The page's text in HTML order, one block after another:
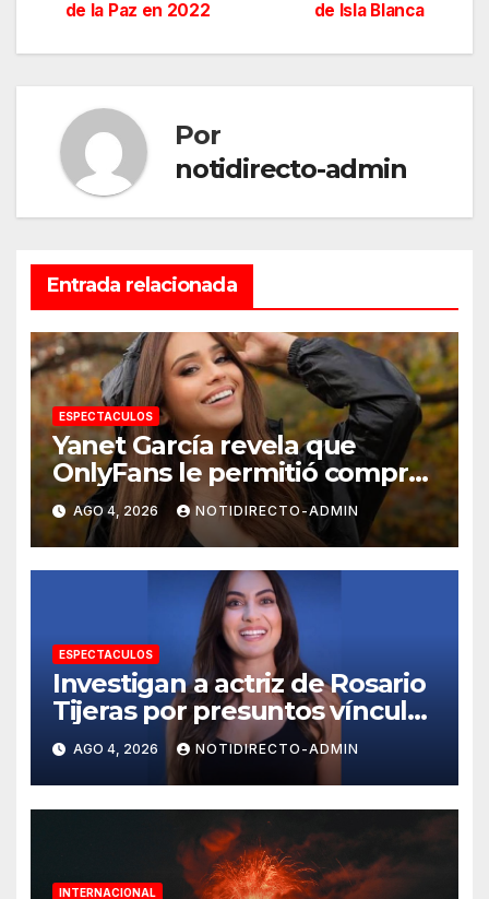
de
de Isla Blanca
de la Paz en 2022
Por
notidirecto-admin
Entrada relacionada
ESPECTACULOS
Yanet García revela que
OnlyFans le permitió comprar
un departamento en
Manhattan
AGO 4, 2026 NOTIDIRECTO-ADMIN
ESPECTACULOS
Investigan a actriz de Rosario
Tijeras por presuntos vínculos
con red de huachicol fiscal
AGO 4, 2026 NOTIDIRECTO-ADMIN
INTERNACIONAL